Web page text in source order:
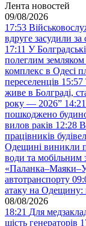
Лента новостей
09/08/2026
17:53
вдруге засудили за
17:11 У
полеглим
комплекс в Одесі
переселенців 15:57
живе в Болграді,
року — 2026” 14:21
пошкоджено
вилов раків 12:28 В
працівників
Одещині виникли
води та мобільним
автотранспорту
атаку на
08/08/2026
18:21 Для
шість генераторів